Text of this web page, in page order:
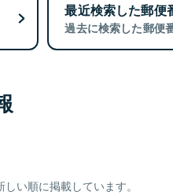
最近検索した郵便
過去に検索した郵便
い順に掲載しています。